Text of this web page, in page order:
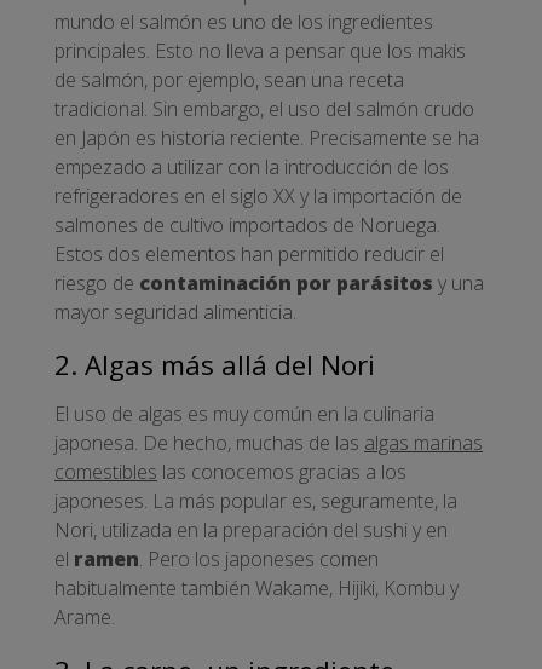
mundo el salmón es uno de los ingredientes
principales. Esto no lleva a pensar que los makis
de salmón, por ejemplo, sean una receta
tradicional. Sin embargo, el uso del salmón crudo
en Japón es historia reciente. Precisamente se ha
empezado a utilizar con la introducción de los
refrigeradores en el siglo XX y la importación de
salmones de cultivo importados de Noruega.
Estos dos elementos han permitido reducir el
riesgo de contaminación por parásitos y una
mayor seguridad alimenticia.
2. Algas más allá del Nori
El uso de algas es muy común en la culinaria
japonesa. De hecho, muchas de las algas marinas
comestibles las conocemos gracias a los
japoneses. La más popular es, seguramente, la
Nori, utilizada en la preparación del sushi y en
el ramen. Pero los japoneses comen
habitualmente también Wakame, Hijiki, Kombu y
Arame.